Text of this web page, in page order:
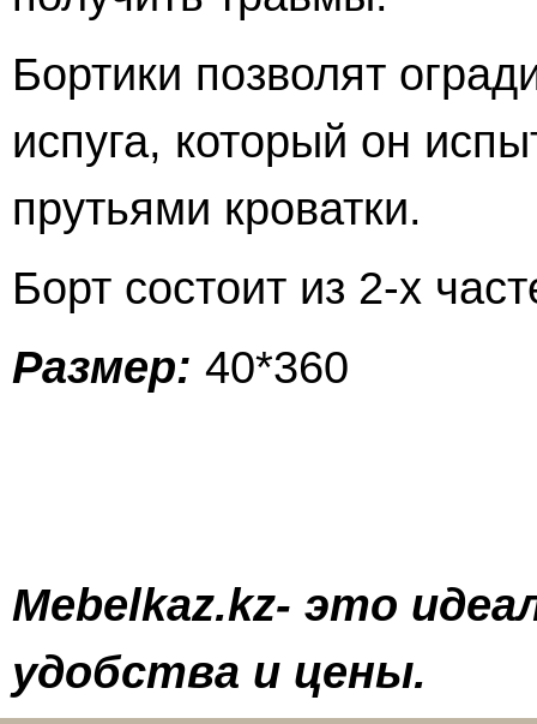
Бортики позволят
испуга, который он
прутьями кроватки.
Борт состоит из 2-х
Размер: 40*360
Mebelkaz.kz- это
удобства и цены.